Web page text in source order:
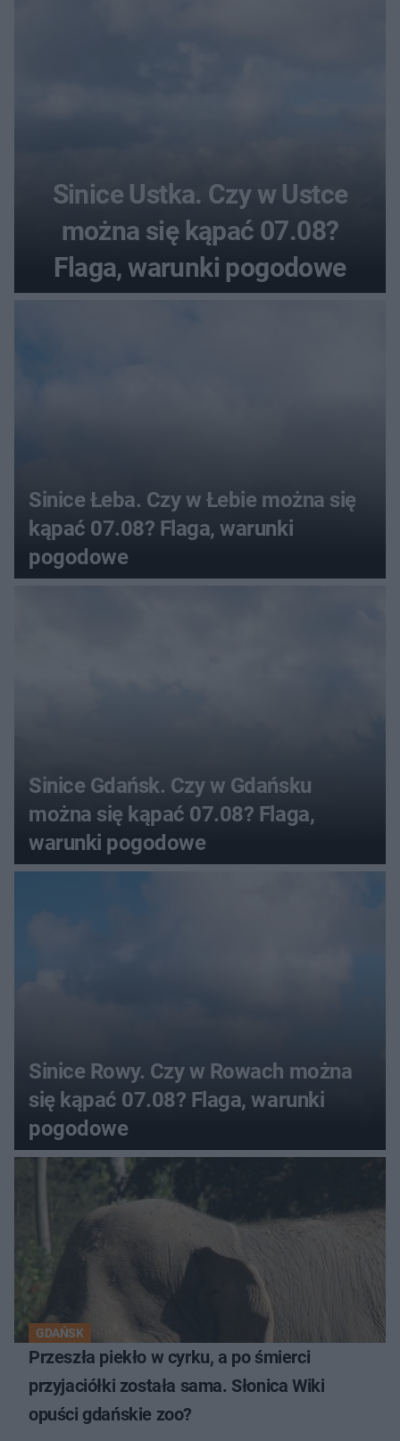
Sinice Ustka. Czy w Ustce
można się kąpać 07.08?
Flaga, warunki pogodowe
Sinice Łeba. Czy w Łebie można się
kąpać 07.08? Flaga, warunki
pogodowe
Sinice Gdańsk. Czy w Gdańsku
można się kąpać 07.08? Flaga,
warunki pogodowe
Sinice Rowy. Czy w Rowach można
się kąpać 07.08? Flaga, warunki
pogodowe
GDAŃSK
Przeszła piekło w cyrku, a po śmierci
przyjaciółki została sama. Słonica Wiki
opuści gdańskie zoo?